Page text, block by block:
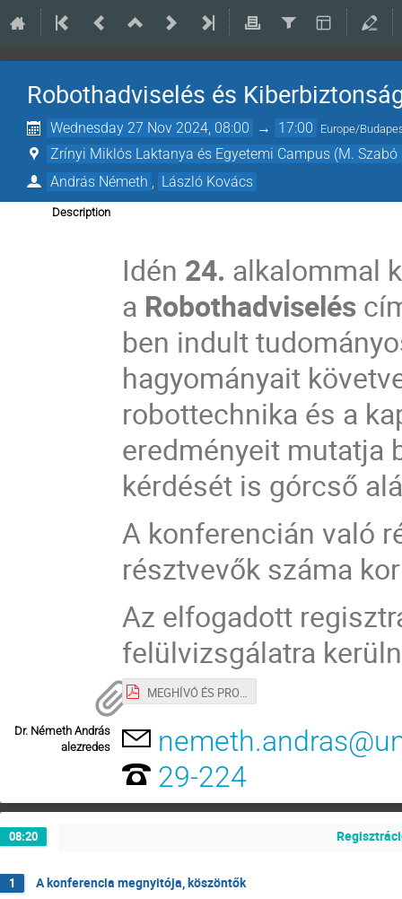
Robothadviselés és
Wednesday 27 Nov 2024, 08:00 → 17:00 Europe/
Zrínyi Miklós Laktanya és Egyetemi Campus (M.
András Németh
László Kovács
Description
Idén 24. alkalommal
a Robothadviselés
ben indult
hagyományait
robottechnika és a
eredményeit mutatja
kérdését is górcső
A konferencián való
résztvevők száma
Az elfogadott
felülvizsgálatra
Dr. Németh András
alezredes
29-224
08:20
1 A konferencia megnyitója, köszöntők